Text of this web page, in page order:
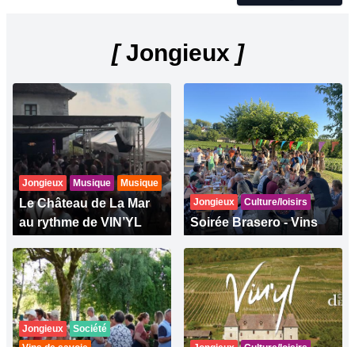
[Jongieux ]
Jongieux Musique Musique
Le Château de La Mar
au rythme de VIN’YL
Jongieux Culture/loisirs
Soirée Brasero - Vins
Jongieux
Société